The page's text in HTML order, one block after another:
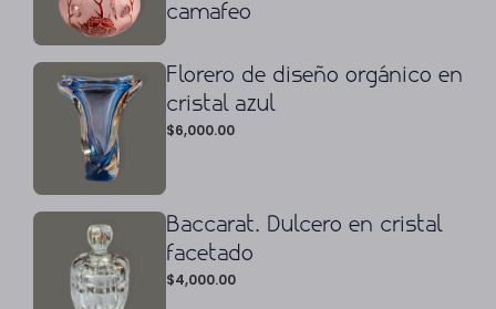
camafeo
Florero de diseño orgánico en
cristal azul
$6,000.00
Baccarat. Dulcero en cristal
facetado
$4,000.00